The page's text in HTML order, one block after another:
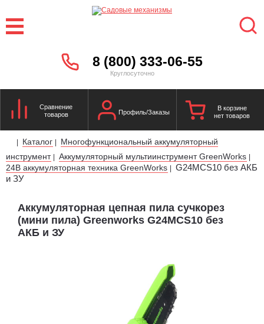
8 (800) 333-06-55
Круглосуточно
Сравнение
товаров
Профиль/Заказы
В корзине
нет товаров
| Каталог |
Многофункциональный аккумуляторный
инструмент | Аккумуляторный мультиинструмент GreenWorks |
24В аккумуляторная техника GreenWorks | G24MCS10 без АКБ
и ЗУ
Аккумуляторная цепная пила сучкорез
(мини пила) Greenworks G24MCS10 без
АКБ и ЗУ